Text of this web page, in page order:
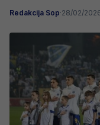
Redakcija Sop·28/02/